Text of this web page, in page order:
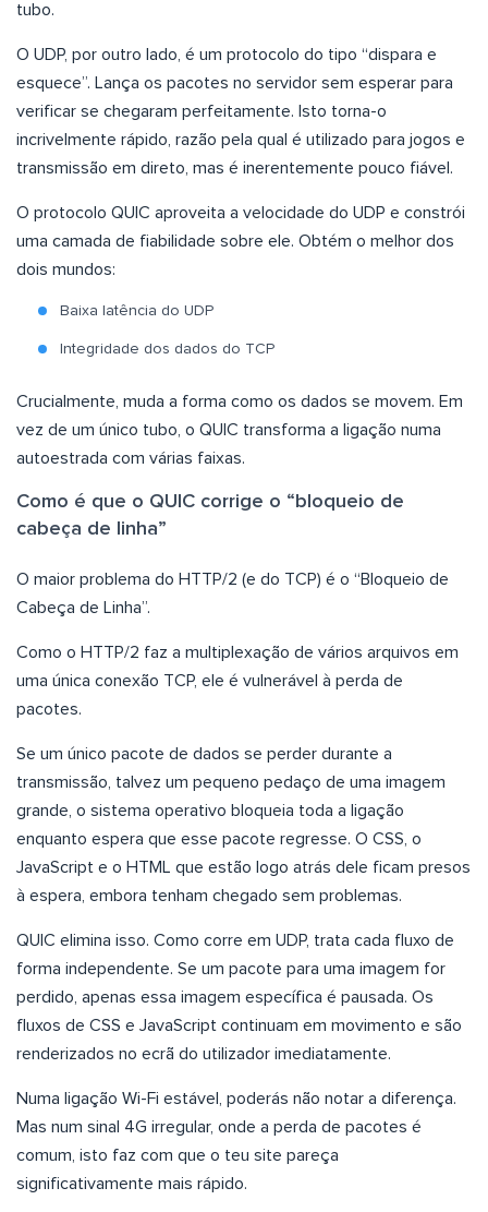
tubo.
O UDP, por outro lado, é um protocolo do tipo “dispara e
esquece”. Lança os pacotes no servidor sem esperar para
verificar se chegaram perfeitamente. Isto torna-o
incrivelmente rápido, razão pela qual é utilizado para jogos e
transmissão em direto, mas é inerentemente pouco fiável.
O protocolo QUIC aproveita a velocidade do UDP e constrói
uma camada de fiabilidade sobre ele. Obtém o melhor dos
dois mundos:
Baixa latência do UDP
Integridade dos dados do TCP
Crucialmente, muda a forma como os dados se movem. Em
vez de um único tubo, o QUIC transforma a ligação numa
autoestrada com várias faixas.
Como é que o QUIC corrige o “bloqueio de
cabeça de linha”
O maior problema do HTTP/2 (e do TCP) é o “Bloqueio de
Cabeça de Linha”.
Como o HTTP/2 faz a multiplexação de vários arquivos em
uma única conexão TCP, ele é vulnerável à perda de
pacotes.
Se um único pacote de dados se perder durante a
transmissão, talvez um pequeno pedaço de uma imagem
grande, o sistema operativo bloqueia toda a ligação
enquanto espera que esse pacote regresse. O CSS, o
JavaScript e o HTML que estão logo atrás dele ficam presos
à espera, embora tenham chegado sem problemas.
QUIC elimina isso. Como corre em UDP, trata cada fluxo de
forma independente. Se um pacote para uma imagem for
perdido, apenas essa imagem específica é pausada. Os
fluxos de CSS e JavaScript continuam em movimento e são
renderizados no ecrã do utilizador imediatamente.
Numa ligação Wi-Fi estável, poderás não notar a diferença.
Mas num sinal 4G irregular, onde a perda de pacotes é
comum, isto faz com que o teu site pareça
significativamente mais rápido.